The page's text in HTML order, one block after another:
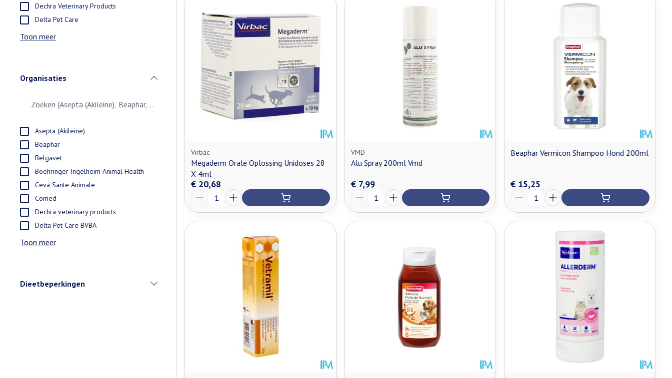
Dechra Veterinary Products
Delta Pet Care
Toon meer
Organisaties
Asepta (Akileine)
Beaphar
Belgavet
Boehringer Ingelheim Animal Health
Ceva Sante Animale
Comed
Dechra veterinary products
Delta Pet Care BVBA
Toon meer
Dieetbeperkingen
Virbac
Megaderm Orale Oplossing Unidoses 28
X 4ml
€ 20,68
VMD
Alu Spray 200ml Vmd
€ 7,99
Aantal
Beaphar Vermicon Shampoo Hond 200ml
€ 15,25
Aantal